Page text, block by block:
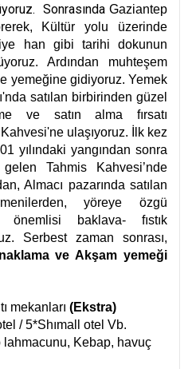
Sonrasında Gaziantep
Kültür yolu üzerinde
han gibi tarihi dokunun
Ardından muhteşem
yemeğine gidiyoruz. Yemek
satılan birbirinden güzel
ve satın alma fırsatı
ulaşıyoruz. İlk kez
yılındaki yangından sonra
Tahmis Kahvesi’nde
Almacı pazarında satılan
yöreye özgü
baklava- fıstık
Serbest zaman sonrası,
ve Akşam yemeği
mekanları (Ekstra)
/ 5*Shımall otel Vb.
lahmacunu, Kebap, havuç